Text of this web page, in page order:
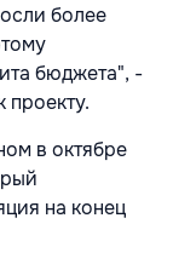
более
бюджета", -
проекту.
в октябре
на конец